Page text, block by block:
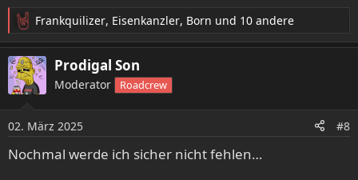
R
e
a
k
t
n
e
n
Frankquilizer, Eisenkanzler, Born und 10 andere
Prodigal Son
Moderator Roadcrew
02. März 2025 #8
Nochmal werde ich sicher nicht fehlen…